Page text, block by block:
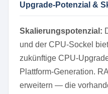
Upgrade-Potenzial &
Skalierungspotenzial:
und der CPU-Sockel
zukünftige CPU-
Plattform-Generation.
erweitern — die